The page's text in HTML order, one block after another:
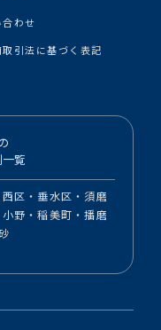
わせ
引法に基づく表記
覧
区・垂水区・須磨
野・稲美町・播磨